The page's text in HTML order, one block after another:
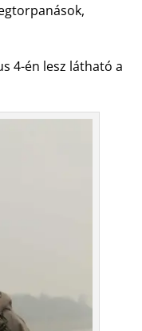
4-én lesz látható a